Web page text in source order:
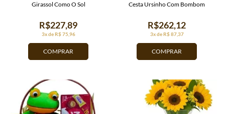
COMPRAR
3x de R$ 75,96
R$227,89
Girassol Como O Sol
COMPRAR
3x de R$ 87,37
R$262,12
Cesta Ursinho Com Bombom